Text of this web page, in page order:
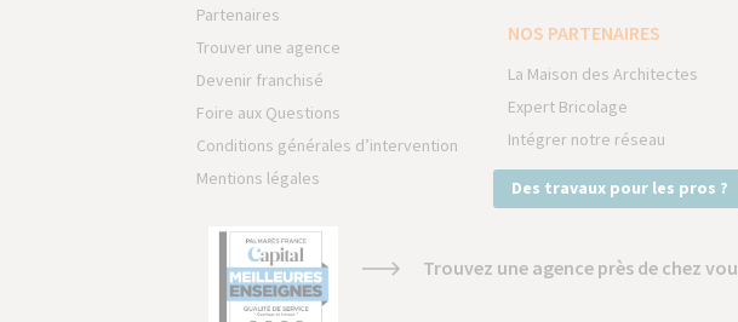
Partenaires
Trouver une agence
Devenir franchisé
Foire aux Questions
Conditions générales d’intervention
Mentions légales
NOS PARTENAIRES
La Maison des Architectes
Expert Bricolage
Intégrer notre réseau
Des travaux pour les pros ?
Trouvez une agence près de chez